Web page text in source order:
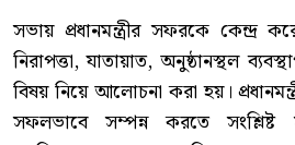
সভায় প্রধানমন্ত্রীর সফরকে কেন্দ্র
নিরাপত্তা, যাতায়াত, অনুষ্ঠানস্থল
বিষয় নিয়ে আলোচনা করা হয়।
সফলভাবে সম্পন্ন করতে